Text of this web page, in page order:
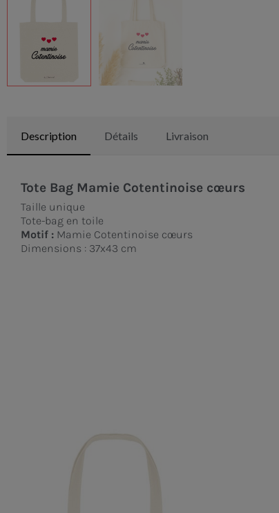
Description Détails Livraison
Tote Bag Mamie Cotentinoise cœurs
Taille unique
Tote-bag en toile
Motif : Mamie Cotentinoise cœurs
Dimensions : 37x43 cm